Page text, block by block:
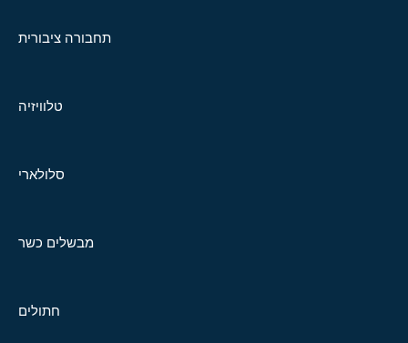
תחבורה ציבורית
טלוויזיה
סלולארי
מבשלים כשר
חתולים